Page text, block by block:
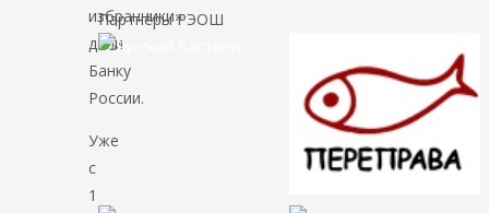
избранники»
дали
Банку
России.
Уже
с
1
Партнёры РЭОШ